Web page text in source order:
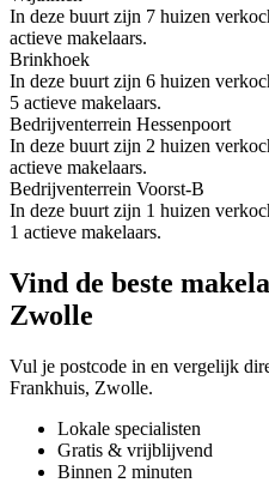
In deze buurt zijn 7 huizen
actieve makelaars.
Brinkhoek
In deze buurt zijn 6 huizen
5 actieve makelaars.
Bedrijventerrein Hessenpoort
In deze buurt zijn 2 huizen
actieve makelaars.
Bedrijventerrein Voorst-B
In deze buurt zijn 1 huizen
1 actieve makelaars.
Vind de beste
Zwolle
Vul je postcode in en vergelijk
Frankhuis, Zwolle.
Lokale specialisten
Gratis & vrijblijvend
Binnen 2 minuten